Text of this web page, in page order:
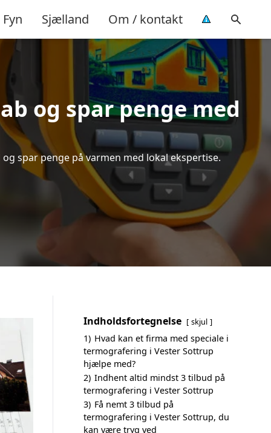
Fyn Sjælland Om / kontakt
og spar penge med
spar penge på varmen med lokal ekspertise.
Indholdsfortegnelse skjul
1) Hvad kan et firma med speciale i
termografering i Vester Sottrup
hjælpe med?
2) Indhent altid mindst 3 tilbud på
termografering i Vester Sottrup
3) Få nemt 3 tilbud på
termografering i Vester Sottrup, du
kan være tryg ved